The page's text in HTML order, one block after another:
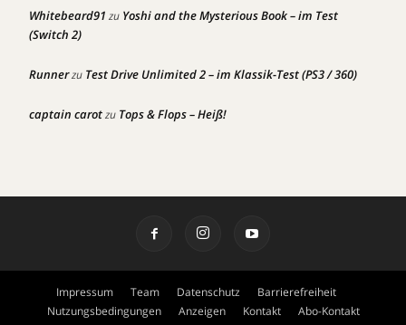
Whitebeard91 zu Yoshi and the Mysterious Book – im Test
(Switch 2)
Runnerzu Test Drive Unlimited 2 – im Klassik-Test (PS3 / 360)
captain carotzu Tops & Flops – Heiß!
Impressum Team Datenschutz
Barrierefreiheit
Nutzungsbedingungen
Anzeigen Kontakt Abo-Kontakt